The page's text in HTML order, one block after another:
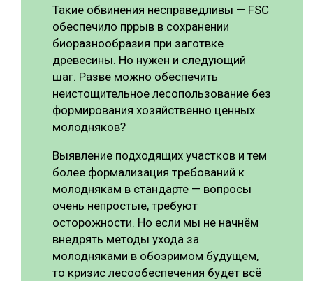
Такие обвинения несправедливы — FSC
обеспечило пррыв в сохранении
биоразнообразия при заготвке
древесины. Но нужен и следующий
шаг. Разве можно обеспечить
неистощительное лесопользование без
формирования хозяйственно ценных
молодняков?
Выявление подходящих участков и тем
более формализация требований к
молоднякам в стандарте — вопросы
очень непростые, требуют
осторожности. Но если мы не начнём
внедрять методы ухода за
молодняками в обозримом будущем,
то кризис лесообеспечения будет всё